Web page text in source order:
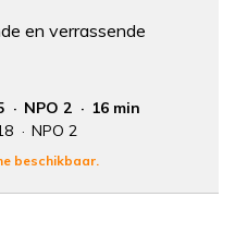
en verrassende
NPO 2
16 min
NPO 2
beschikbaar.